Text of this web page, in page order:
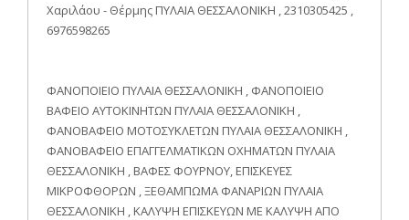
Χαριλάου - Θέρμης ΠΥΛΑΙΑ ΘΕΣΣΑΛΟΝΙΚΗ , 2310305425 ,
6976598265
ΦΑΝΟΠΟΙΕΙΟ ΠΥΛΑΙΑ ΘΕΣΣΑΛΟΝΙΚΗ , ΦΑΝΟΠΟΙΕΙΟ
ΒΑΦΕΙΟ ΑΥΤΟΚΙΝΗΤΩΝ ΠΥΛΑΙΑ ΘΕΣΣΑΛΟΝΙΚΗ ,
ΦΑΝΟΒΑΦΕΙΟ ΜΟΤΟΣΥΚΛΕΤΩΝ ΠΥΛΑΙΑ ΘΕΣΣΑΛΟΝΙΚΗ ,
ΦΑΝΟΒΑΦΕΙΟ ΕΠΑΓΓΕΛΜΑΤΙΚΩΝ ΟΧΗΜΑΤΩΝ ΠΥΛΑΙΑ
ΘΕΣΣΑΛΟΝΙΚΗ , ΒΑΦΕΣ ΦΟΥΡΝΟΥ, ΕΠΙΣΚΕΥΕΣ
ΜΙΚΡΟΦΘΟΡΩΝ , ΞΕΘΑΜΠΩΜΑ ΦΑΝΑΡΙΩΝ ΠΥΛΑΙΑ
ΘΕΣΣΑΛΟΝΙΚΗ , ΚΑΛΥΨΗ ΕΠΙΣΚΕΥΩΝ ΜΕ ΚΑΛΥΨΗ ΑΠΟ